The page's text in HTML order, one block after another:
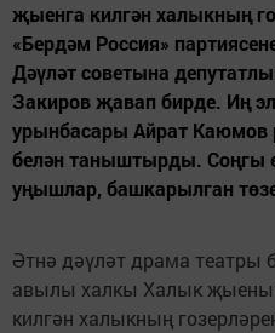
җыенга килгән халыкның
«Бердәм Россия»
Дәүләт советына
Закиров җавап бирде. Иң
урынбасары Айрат
белән таныштырды. Соңгы
уңышлар, башкарылган
Әтнә дәүләт драма
авылы халкы Халык
килгән халыкның